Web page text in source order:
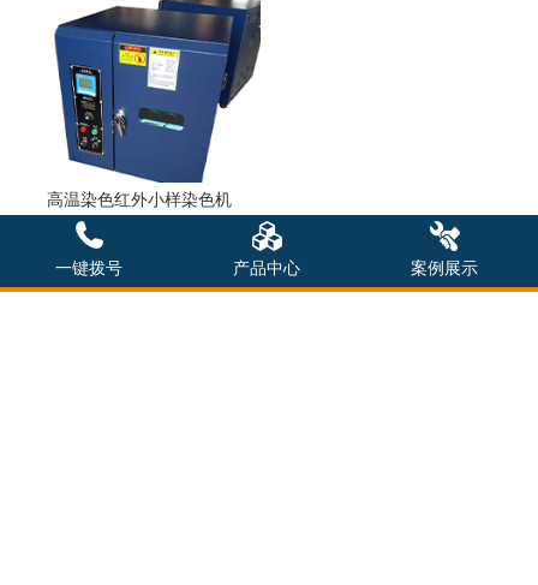
高温染色红外小样染色机
一键拨号 产品中心 案例展示